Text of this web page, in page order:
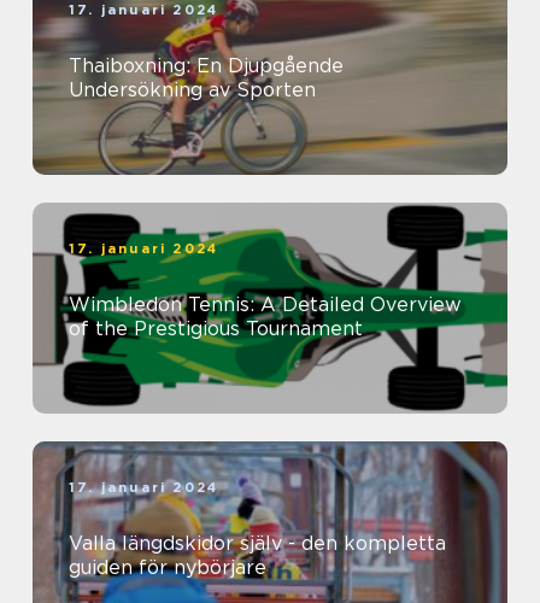
17. januari 2024
Thaiboxning: En Djupgående
Undersökning av Sporten
17. januari 2024
Wimbledon Tennis: A Detailed Overview
of the Prestigious Tournament
17. januari 2024
Valla längdskidor själv - den kompletta
guiden för nybörjare